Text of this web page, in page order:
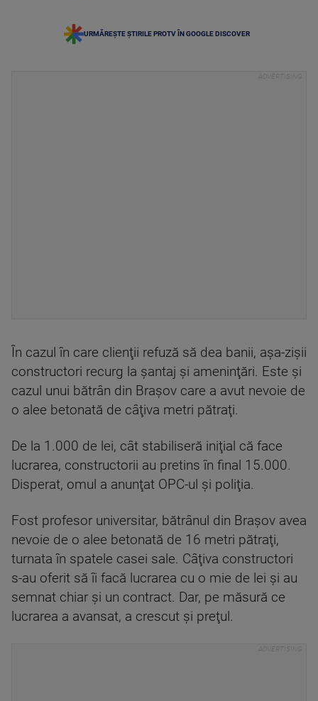
URMĂREȘTE ȘTIRILE PROTV ÎN GOOGLE DISCOVER
În cazul în care clienţii refuză să dea banii, aşa-zişii
constructori recurg la şantaj şi ameninţări. Este şi
cazul unui bătrân din Braşov care a avut nevoie de
o alee betonată de câţiva metri pătraţi.
De la 1.000 de lei, cât stabiliseră iniţial că face
lucrarea, constructorii au pretins în final 15.000.
Disperat, omul a anunţat OPC-ul şi poliţia.
Fost profesor universitar, bătrânul din Braşov avea
nevoie de o alee betonată de 16 metri pătraţi,
turnata în spatele casei sale. Câţiva constructori
s-au oferit să îi facă lucrarea cu o mie de lei şi au
semnat chiar şi un contract. Dar, pe măsură ce
lucrarea a avansat, a crescut şi preţul.